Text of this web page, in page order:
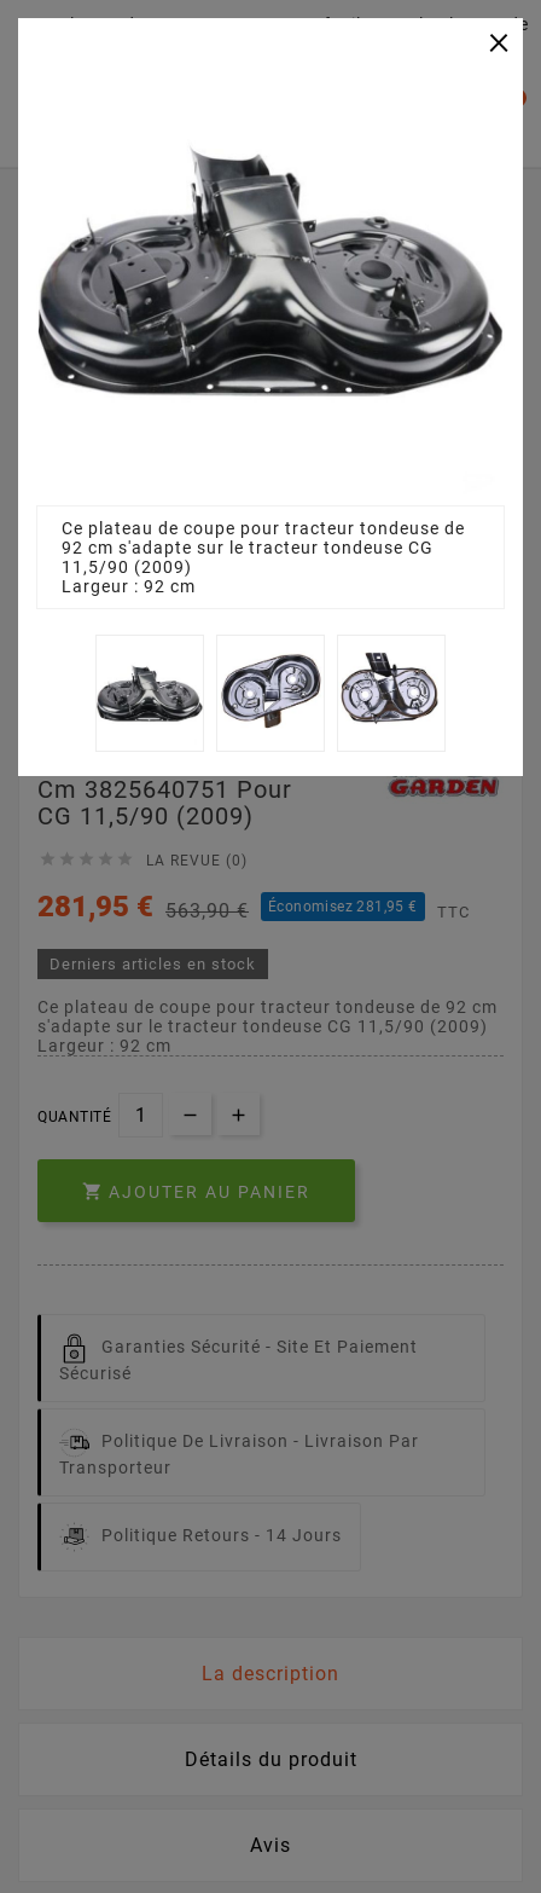
Plateaudecoupe.com : Trouver facilement le plateau de
Accueil
Plateau de coupe
Plateau de coupe 92 cm 3825640751 pour CG 11,5/90
(2009)
Cm 3825640751 Pour
CG 11,5/90 (2009)
     LA REVUE (0)
281,95 € 563,90 € Économisez 281,95 € TTC
Derniers articles en stock
Ce plateau de coupe pour tracteur tondeuse de 92 cm
s'adapte sur le tracteur tondeuse CG 11,5/90 (2009)
Largeur : 92 cm
QUANTITÉ
 AJOUTER AU PANIER
Garanties Sécurité - Site Et Paiement
Sécurisé
Politique De Livraison - Livraison Par
Transporteur
Politique Retours - 14 Jours
La description
Détails du produit
Avis
×
Ce plateau de coupe pour tracteur tondeuse de
92 cm s'adapte sur le tracteur tondeuse CG
11,5/90 (2009)
Largeur : 92 cm